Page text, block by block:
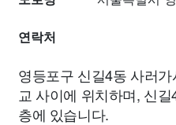
연락처
영등포구 신길4동 사러
교 사이에 위치하며, 신
층에 있습니다.